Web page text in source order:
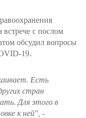
с послом
обсудил вопросы
19.
Есть
стран
Для этого в
к ней", -